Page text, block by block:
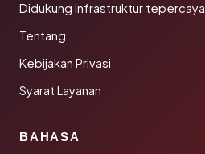
Didukung infrastruktur tepercaya
Tentang
Kebijakan Privasi
Syarat Layanan
BAHASA